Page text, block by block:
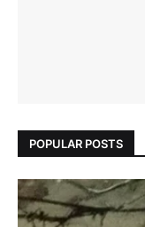
POPULAR POSTS